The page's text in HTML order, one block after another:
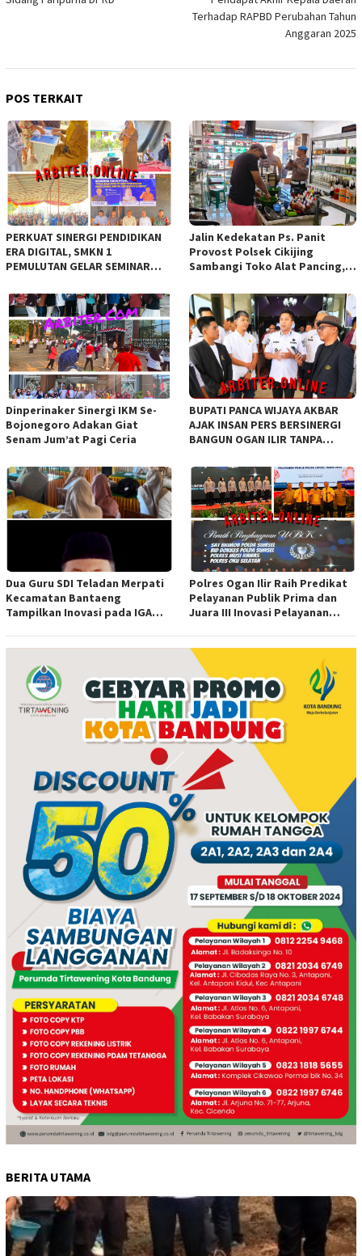
Terhadap RAPBD Perubahan Tahun
Anggaran 2025
POS TERKAIT
PERKUAT SINERGI PENDIDIKAN
ERA DIGITAL, SMKN 1
PEMULUTAN GELAR SEMINAR
Jalin Kedekatan Ps. Panit
Provost Polsek Cikijing
Sambangi Toko Alat Pancing,
Kamtibmas
Dinperinaker Sinergi IKM Se-
Bojonegoro Adakan Giat
Senam Jum’at Pagi Ceria
BUPATI PANCA WIJAYA AKBAR
AJAK INSAN PERS BERSINERGI
BANGUN OGAN ILIR TANPA
Dua Guru SDI Teladan Merpati
Kecamatan Bantaeng
Tampilkan Inovasi pada IGA
Sulawesi
Polres Ogan Ilir Raih Predikat
Pelayanan Publik Prima dan
Juara III Inovasi Pelayanan
BERITA UTAMA